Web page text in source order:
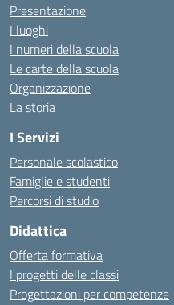
Presentazione
I luoghi
I numeri della scuola
Le carte della scuola
Organizzazione
La storia
I Servizi
Personale scolastico
Famiglie e studenti
Percorsi di studio
Didattica
Offerta formativa
I progetti delle classi
Progettazioni per competenze